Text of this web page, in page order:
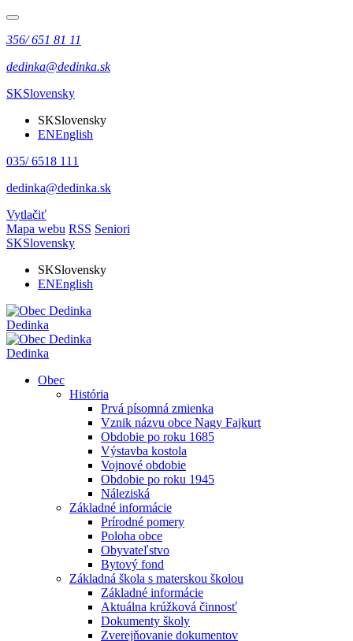
356/ 651 81 11
dedinka@dedinka.sk
SKSlovensky
SKSlovensky
ENEnglish
035/ 6518 111
dedinka@dedinka.sk
Vytlačiť
Mapa webu RSS Seniori
SKSlovensky
SKSlovensky
ENEnglish
Dedinka
Dedinka
Obec
História
Prvá písomná zmienka
Vznik názvu obce Nagy Fajkurt
Obdobie po roku 1685
Výstavba kostola
Vojnové obdobie
Obdobie po roku 1945
Náleziská
Základné informácie
Prírodné pomery
Poloha obce
Obyvateľstvo
Bytový fond
Základná škola s materskou školou
Základné informácie
Aktuálna krúžková činnosť
Dokumenty školy
Zverejňovanie dokumentov